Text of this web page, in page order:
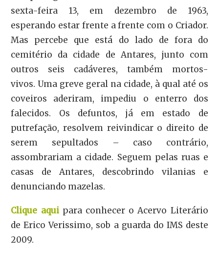
sexta-feira 13, em dezembro de 1963,
esperando estar frente a frente com o Criador.
Mas percebe que está do lado de fora do
cemitério da cidade de Antares, junto com
outros seis cadáveres, também mortos-
vivos. Uma greve geral na cidade, à qual até os
coveiros aderiram, impediu o enterro dos
falecidos. Os defuntos, já em estado de
putrefação, resolvem reivindicar o direito de
serem sepultados – caso contrário,
assombrariam a cidade. Seguem pelas ruas e
casas de Antares, descobrindo vilanias e
denunciando mazelas.
Clique aquipara conhecer o Acervo Literário
de Erico Verissimo, sob a guarda do IMS deste
2009.